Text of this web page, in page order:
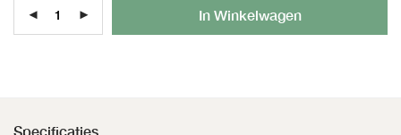
In Winkelwagen
Specificaties